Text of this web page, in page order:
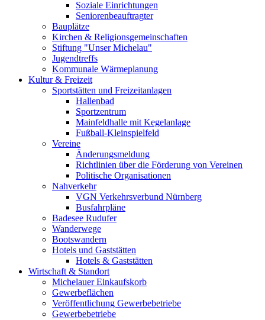
Soziale Einrichtungen
Seniorenbeauftragter
Bauplätze
Kirchen & Religionsgemeinschaften
Stiftung "Unser Michelau"
Jugendtreffs
Kommunale Wärmeplanung
Kultur & Freizeit
Sportstätten und Freizeitanlagen
Hallenbad
Sportzentrum
Mainfeldhalle mit Kegelanlage
Fußball-Kleinspielfeld
Vereine
Änderungsmeldung
Richtlinien über die Förderung von Vereinen
Politische Organisationen
Nahverkehr
VGN Verkehrsverbund Nürnberg
Busfahrpläne
Badesee Rudufer
Wanderwege
Bootswandern
Hotels und Gaststätten
Hotels & Gaststätten
Wirtschaft & Standort
Michelauer Einkaufskorb
Gewerbeflächen
Veröffentlichung Gewerbebetriebe
Gewerbebetriebe